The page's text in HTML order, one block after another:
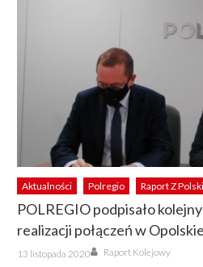
Aktualności Polregio Raport Z Polski
POLREGIO podpisało
realizacji połączeń w
Posted
on
13 listopada 2020 Author
Raport Kolejowy